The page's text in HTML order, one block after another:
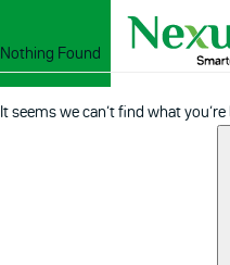
Nothing Found
It seems we can’t find what